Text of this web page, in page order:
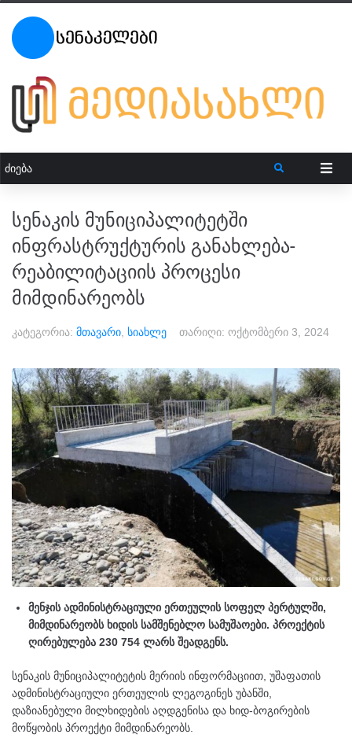
სენაკის მუნიციპალიტეტში
ინფრასტრუქტურის განახლება-
რეაბილიტაციის პროცესი
მიმდინარეობს
კატეგორია: მთავარი სიახლე თარიღი: ოქტომბერი 3, 2024
მენჯის ადმინისტრაციული ერთეულის სოფელ პერტულში,
მიმდინარეობს ხიდის სამშენებლო სამუშაოები. პროექტის
ღირებულება 230 754 ლარს შეადგენს.
სენაკის მუნიციპალიტეტის მერიის ინფორმაციით, უშაფათის
ადმინისტრაციული ერთეულის ლეგოგინეს უბანში,
დაზიანებული მილხიდების აღდგენისა და ხიდ-ბოგირების
მოწყობის პროექტი მიმდინარეობს.